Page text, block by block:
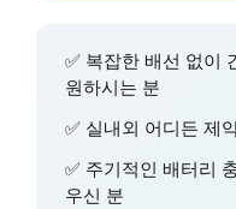
✅ 복잡한 배선 없이
원하시는 분
✅ 실내외 어디든 제
✅ 주기적인 배터리
우신 분